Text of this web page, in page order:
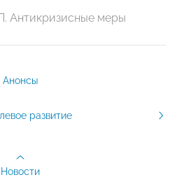
Антикризисные меры
Анонсы
развитие
Новости